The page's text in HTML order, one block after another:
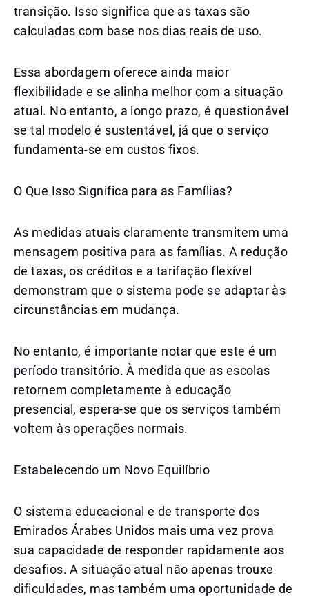
transição. Isso significa que as taxas são
calculadas com base nos dias reais de uso.
Essa abordagem oferece ainda maior
flexibilidade e se alinha melhor com a situação
atual. No entanto, a longo prazo, é questionável
se tal modelo é sustentável, já que o serviço
fundamenta-se em custos fixos.
O Que Isso Significa para as Famílias?
As medidas atuais claramente transmitem uma
mensagem positiva para as famílias. A redução
de taxas, os créditos e a tarifação flexível
demonstram que o sistema pode se adaptar às
circunstâncias em mudança.
No entanto, é importante notar que este é um
período transitório. À medida que as escolas
retornem completamente à educação
presencial, espera-se que os serviços também
voltem às operações normais.
Estabelecendo um Novo Equilíbrio
O sistema educacional e de transporte dos
Emirados Árabes Unidos mais uma vez prova
sua capacidade de responder rapidamente aos
desafios. A situação atual não apenas trouxe
dificuldades, mas também uma oportunidade de